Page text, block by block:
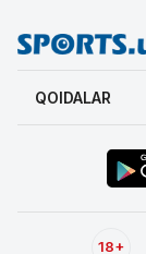
QOIDALAR
18+